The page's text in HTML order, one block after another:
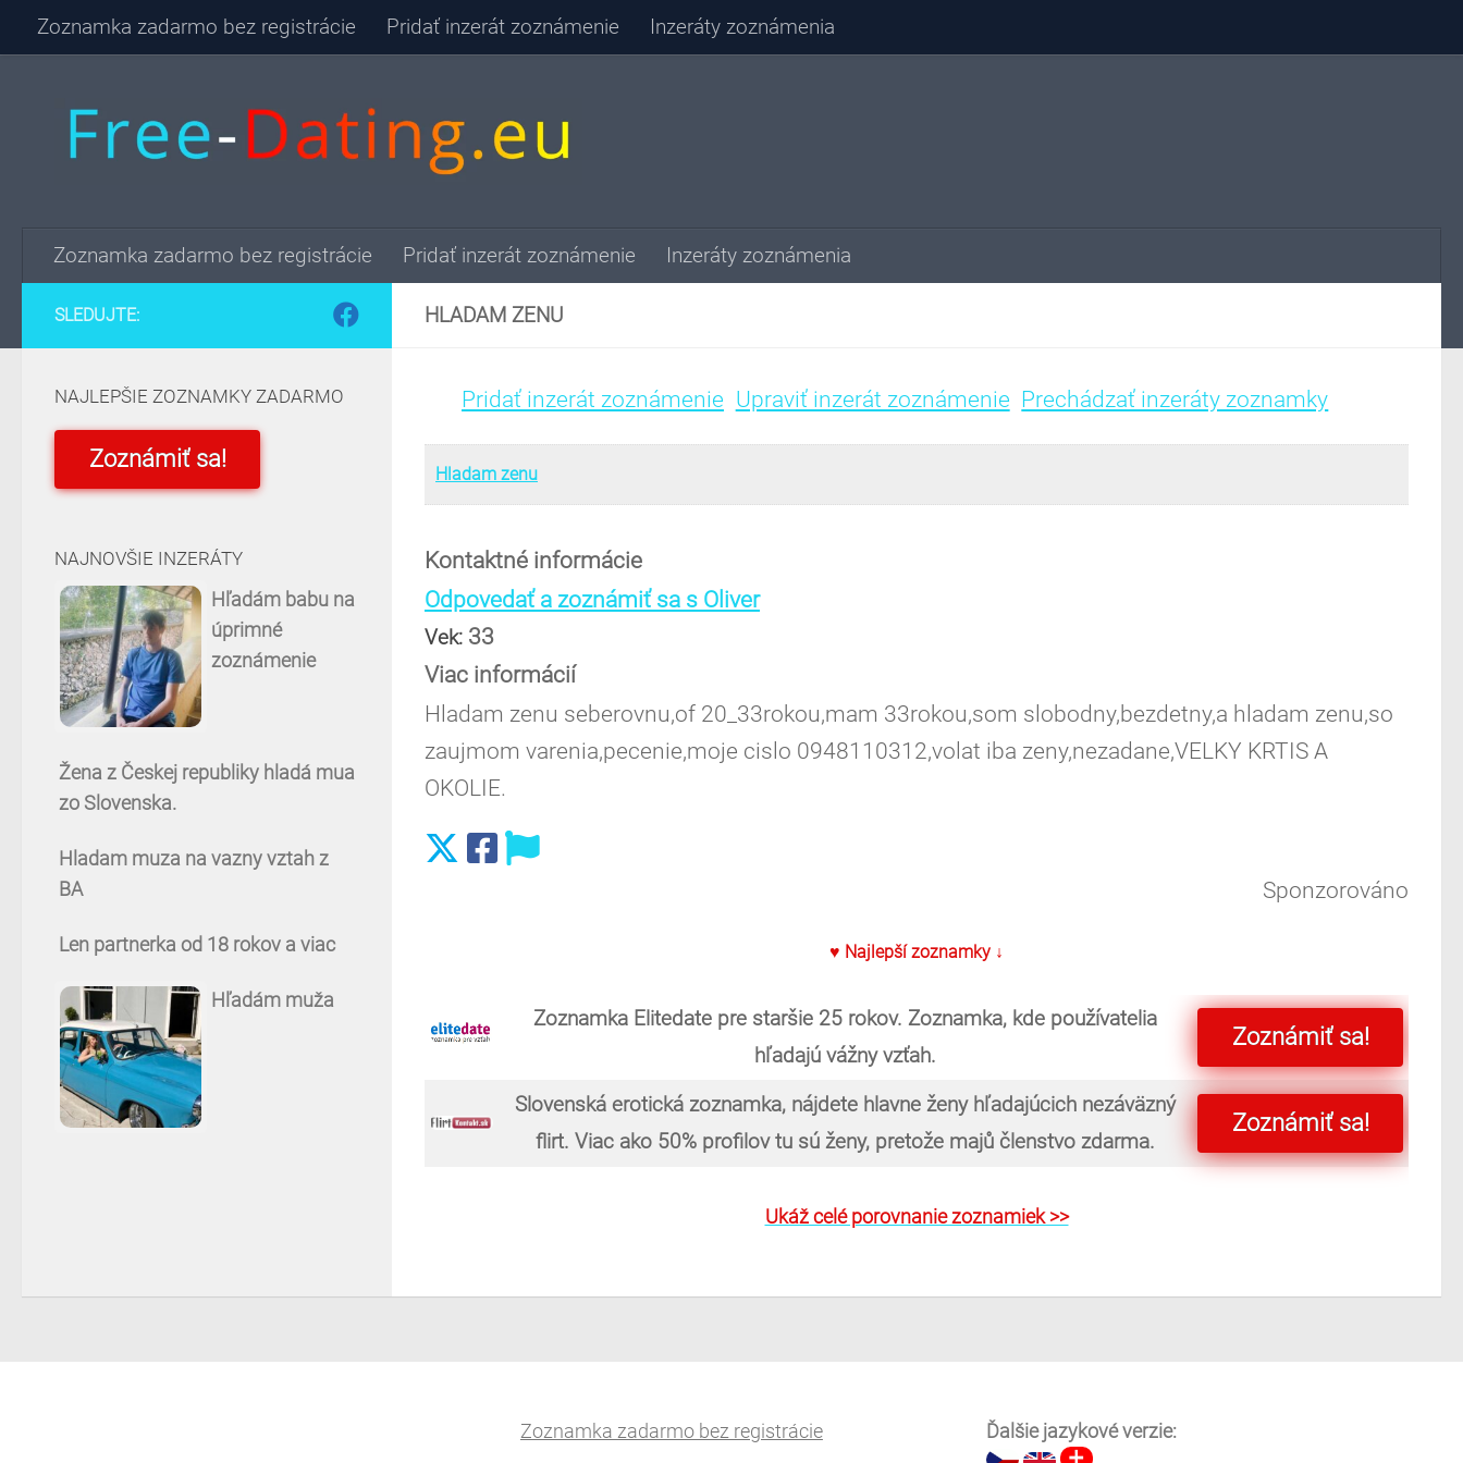
Skip to content
Zoznamka zadarmo bez registrácie Pridať inzerát zoznámenie Inzeráty zoznámenia
Zoznamka zadarmo bez registrácie Pridať inzerát zoznámenie Inzeráty zoznámenia
HLADAM ZENU
Pridať inzerát zoznámenie Upraviť inzerát zoznámenie Prechádzať inzeráty zoznamky
Hladam zenu
Kontaktné informácie
Odpovedať a zoznámiť sa s Oliver
Vek: 33
Viac informácií
Hladam zenu seberovnu,of 20_33rokou,mam 33rokou,som slobodny,bezdetny,a hladam zenu,so
zaujmom varenia,pecenie,moje cislo 0948110312,volat iba zeny,nezadane,VELKY KRTIS A
OKOLIE.
Sponzorováno
♥ Najlepší zoznamky ↓
Zoznamka Elitedate pre staršie 25 rokov. Zoznamka, kde používatelia
hľadajú vážny vzťah.
Zoznámiť sa!
Slovenská erotická zoznamka, nájdete hlavne ženy hľadajúcich nezáväzný
flirt. Viac ako 50% profilov tu sú ženy, pretože majů členstvo zdarma.
Zoznámiť sa!
Ukáž celé porovnanie zoznamiek >>
SLEDUJTE:
NAJLEPŠIE ZOZNAMKY ZADARMO
Zoznámiť sa!
NAJNOVŠIE INZERÁTY
Hľadám babu na
úprimné
zoznámenie
Žena z Českej republiky hladá mua
zo Slovenska.
Hladam muza na vazny vztah z
BA
Len partnerka od 18 rokov a viac
Hľadám muža
Zoznamka zadarmo bez registrácie Ďalšie jazykové verzie: